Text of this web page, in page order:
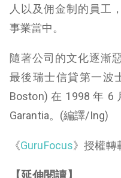
人以及佣金制的員工
事業當中。
隨著公司的文化逐漸
最後瑞士信貸第一波
Boston) 在 1998 年 6
Garantia。(編譯/Ing)
《GuruFocus》授權轉